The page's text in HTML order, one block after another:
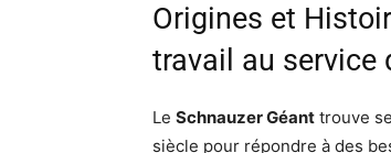
Origines et
travail au service
Le Schnauzer Géant trouve
siècle pour répondre à des